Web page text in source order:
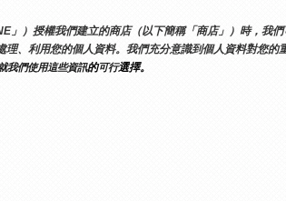
」）授權我們建立的商店（以下簡稱「商店」）時，我
、利用您的個人資料。我們充分意識到個人資料對您的
我們使用這些資訊的可行選擇。